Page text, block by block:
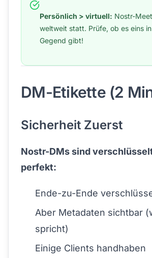
Persönlich > virtuell: Nostr-
weltweit statt. Prüfe, ob es eins
Gegend gibt!
DM-Etikette (2
Sicherheit Zuerst
Nostr-DMs sind
perfekt:
Ende-zu-Ende
Aber Metadaten sichtbar
spricht)
Einige Clients handhaben